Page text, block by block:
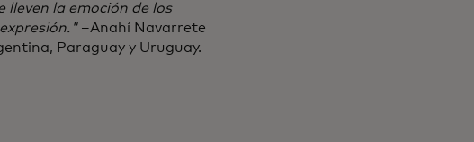
lleven la emoción de los
–Anahí Navarrete
Paraguay y Uruguay.